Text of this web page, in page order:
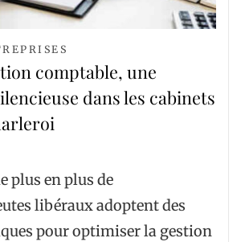
comptable, une
dans les cabinets
plus en plus de
libéraux adoptent des
pour optimiser la gestion